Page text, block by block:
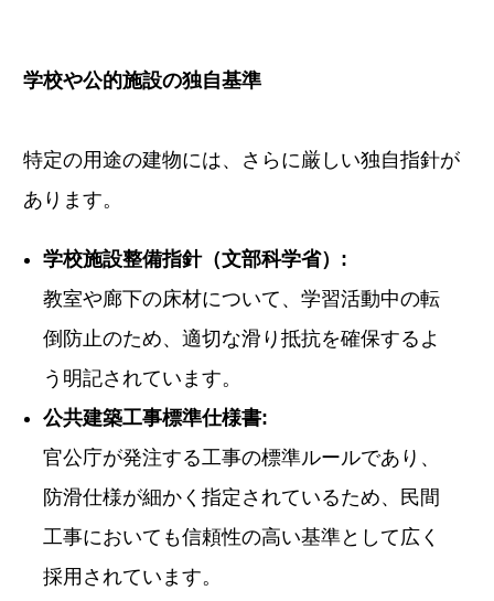
学校や公的施設の独自基準
特定の用途の建物には、さらに厳しい独自指針が
あります。
学校施設整備指針（文部科学省）:
教室や廊下の床材について、学習活動中の転
倒防止のため、適切な滑り抵抗を確保するよ
う明記されています。
公共建築工事標準仕様書:
官公庁が発注する工事の標準ルールであり、
防滑仕様が細かく指定されているため、民間
工事においても信頼性の高い基準として広く
採用されています。